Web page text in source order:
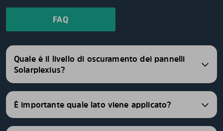
FAQ
Quale è il livello di oscuramento dei pannelli
Solarplexius?
È importante quale lato viene applicato?